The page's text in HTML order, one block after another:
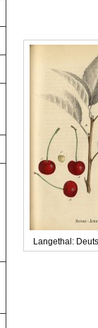
Langethal: